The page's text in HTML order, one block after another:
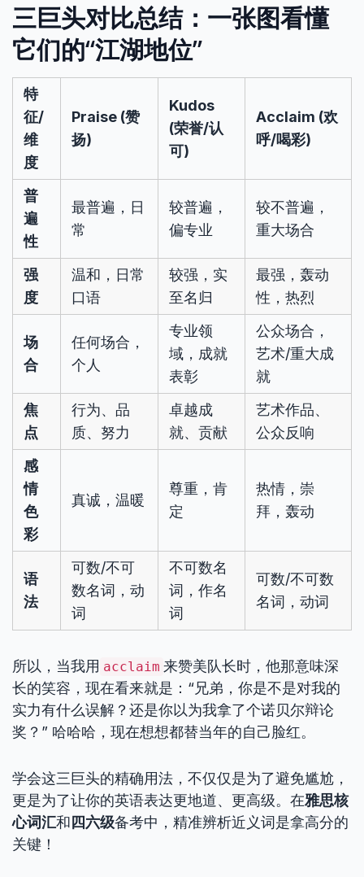
三巨头对比总结：一张图看懂
它们的“江湖地位”
特
征/
维
度
Praise (赞
扬)
Kudos
(荣誉/认
可)
Acclaim (欢
呼/喝彩)
普
遍
性
最普遍，日
常
较普遍，
偏专业
较不普遍，
重大场合
强
度
温和，日常
口语
较强，实
至名归
最强，轰动
性，热烈
场
合
任何场合，
个人
专业领
域，成就
表彰
公众场合，
艺术/重大成
就
焦
点
行为、品
质、努力
卓越成
就、贡献
艺术作品、
公众反响
感
情
色
彩
真诚，温暖
尊重，肯
定
热情，崇
拜，轰动
语
法
可数/不可
数名词，动
词
不可数名
词，作名
词
可数/不可数
名词，动词
所以，当我用 acclaim 来赞美队长时，他那意味深
长的笑容，现在看来就是：“兄弟，你是不是对我的
实力有什么误解？还是你以为我拿了个诺贝尔辩论
奖？” 哈哈哈，现在想想都替当年的自己脸红。
学会这三巨头的精确用法，不仅仅是为了避免尴尬，
更是为了让你的英语表达更地道、更高级。在雅思核
心词汇和 四六级备考中，精准辨析近义词是拿高分的
关键！